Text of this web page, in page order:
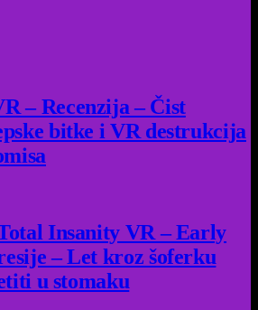
– Recenzija – Čist
bitke i VR destrukcija
Insanity VR – Early
– Let kroz šoferku
u stomaku